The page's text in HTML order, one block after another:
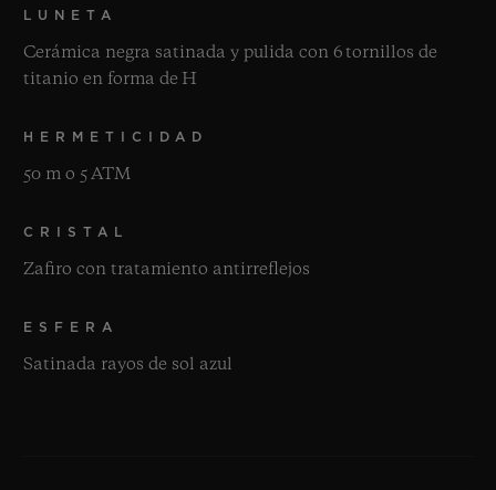
LUNETA
Cerámica negra satinada y pulida con 6 tornillos de
titanio en forma de H
HERMETICIDAD
50 m o 5 ATM
CRISTAL
Zafiro con tratamiento antirreflejos
ESFERA
Satinada rayos de sol azul